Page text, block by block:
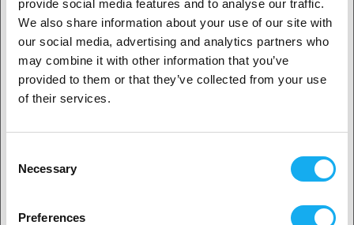
provide social media features and to analyse our traffic.
We also share information about your use of our site with
our social media, advertising and analytics partners who
may combine it with other information that you’ve
provided to them or that they’ve collected from your use
of their services.
Selection
Necessary
Preferences
OCENY
1. Jesteś klientem biznesowym, czy klientem
indywidualnym?